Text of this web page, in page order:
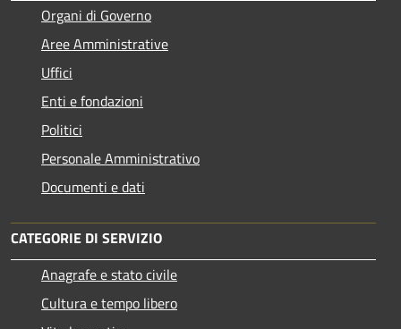
Organi di Governo
Aree Amministrative
Uffici
Enti e fondazioni
Politici
Personale Amministrativo
Documenti e dati
CATEGORIE DI SERVIZIO
Anagrafe e stato civile
Cultura e tempo libero